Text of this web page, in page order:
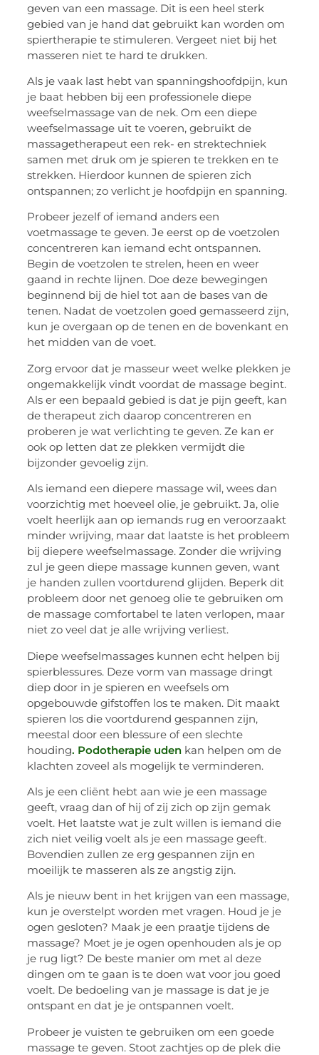
geven van een massage. Dit is een heel sterk
gebied van je hand dat gebruikt kan worden om
spiertherapie te stimuleren. Vergeet niet bij het
masseren niet te hard te drukken.
Als je vaak last hebt van spanningshoofdpijn, kun
je baat hebben bij een professionele diepe
weefselmassage van de nek. Om een diepe
weefselmassage uit te voeren, gebruikt de
massagetherapeut een rek- en strektechniek
samen met druk om je spieren te trekken en te
strekken. Hierdoor kunnen de spieren zich
ontspannen; zo verlicht je hoofdpijn en spanning.
Probeer jezelf of iemand anders een
voetmassage te geven. Je eerst op de voetzolen
concentreren kan iemand echt ontspannen.
Begin de voetzolen te strelen, heen en weer
gaand in rechte lijnen. Doe deze bewegingen
beginnend bij de hiel tot aan de bases van de
tenen. Nadat de voetzolen goed gemasseerd zijn,
kun je overgaan op de tenen en de bovenkant en
het midden van de voet.
Zorg ervoor dat je masseur weet welke plekken je
ongemakkelijk vindt voordat de massage begint.
Als er een bepaald gebied is dat je pijn geeft, kan
de therapeut zich daarop concentreren en
proberen je wat verlichting te geven. Ze kan er
ook op letten dat ze plekken vermijdt die
bijzonder gevoelig zijn.
Als iemand een diepere massage wil, wees dan
voorzichtig met hoeveel olie, je gebruikt. Ja, olie
voelt heerlijk aan op iemands rug en veroorzaakt
minder wrijving, maar dat laatste is het probleem
bij diepere weefselmassage. Zonder die wrijving
zul je geen diepe massage kunnen geven, want
je handen zullen voortdurend glijden. Beperk dit
probleem door net genoeg olie te gebruiken om
de massage comfortabel te laten verlopen, maar
niet zo veel dat je alle wrijving verliest.
Diepe weefselmassages kunnen echt helpen bij
spierblessures. Deze vorm van massage dringt
diep door in je spieren en weefsels om
opgebouwde gifstoffen los te maken. Dit maakt
spieren los die voortdurend gespannen zijn,
meestal door een blessure of een slechte
houding. Podotherapie uden kan helpen om de
klachten zoveel als mogelijk te verminderen.
Als je een cliënt hebt aan wie je een massage
geeft, vraag dan of hij of zij zich op zijn gemak
voelt. Het laatste wat je zult willen is iemand die
zich niet veilig voelt als je een massage geeft.
Bovendien zullen ze erg gespannen zijn en
moeilijk te masseren als ze angstig zijn.
Als je nieuw bent in het krijgen van een massage,
kun je overstelpt worden met vragen. Houd je je
ogen gesloten? Maak je een praatje tijdens de
massage? Moet je je ogen openhouden als je op
je rug ligt? De beste manier om met al deze
dingen om te gaan is te doen wat voor jou goed
voelt. De bedoeling van je massage is dat je je
ontspant en dat je je ontspannen voelt.
Probeer je vuisten te gebruiken om een goede
massage te geven. Stoot zachtjes op de plek die